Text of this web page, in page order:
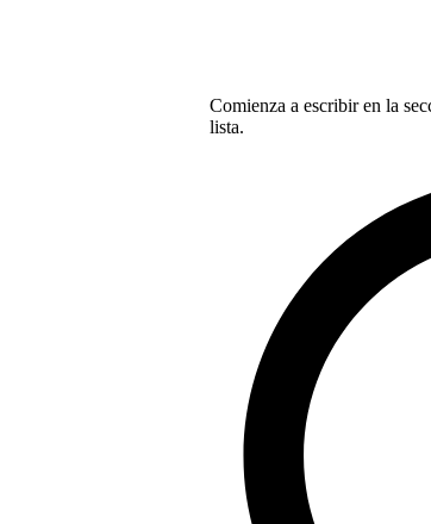
Comienza a escribir en la
lista.